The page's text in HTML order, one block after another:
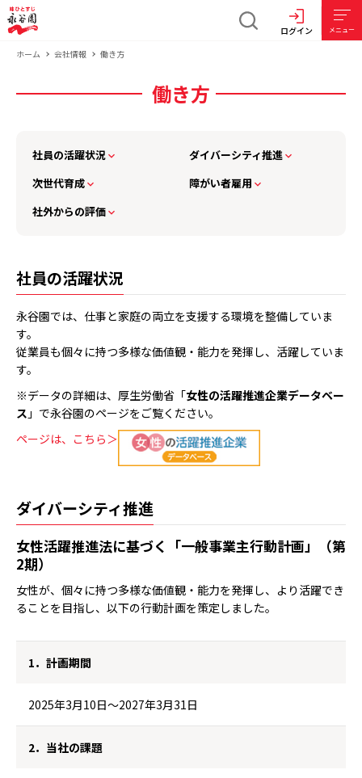
ログイン メニュー
ホーム 会社情報 働き方
働き方
社員の活躍状況
ダイバーシティ推進
次世代育成
障がい者雇用
社外からの評価
社員の活躍状況
永谷園では、仕事と家庭の両立を支援する環境を整備していま
す。
従業員も個々に持つ多様な価値観・能力を発揮し、活躍していま
す。
※データの詳細は、厚生労働省「女性の活躍推進企業データベー
ス 」で永谷園のページをご覧ください。
ページは、こちら＞
ダイバーシティ推進
女性活躍推進法に基づく「一般事業主行動計画」（第
2期）
女性が、個々に持つ多様な価値観・能力を発揮し、より活躍でき
ることを目指し、以下の行動計画を策定しました。
1．計画期間
2025年3月10日～2027年3月31日
2．当社の課題